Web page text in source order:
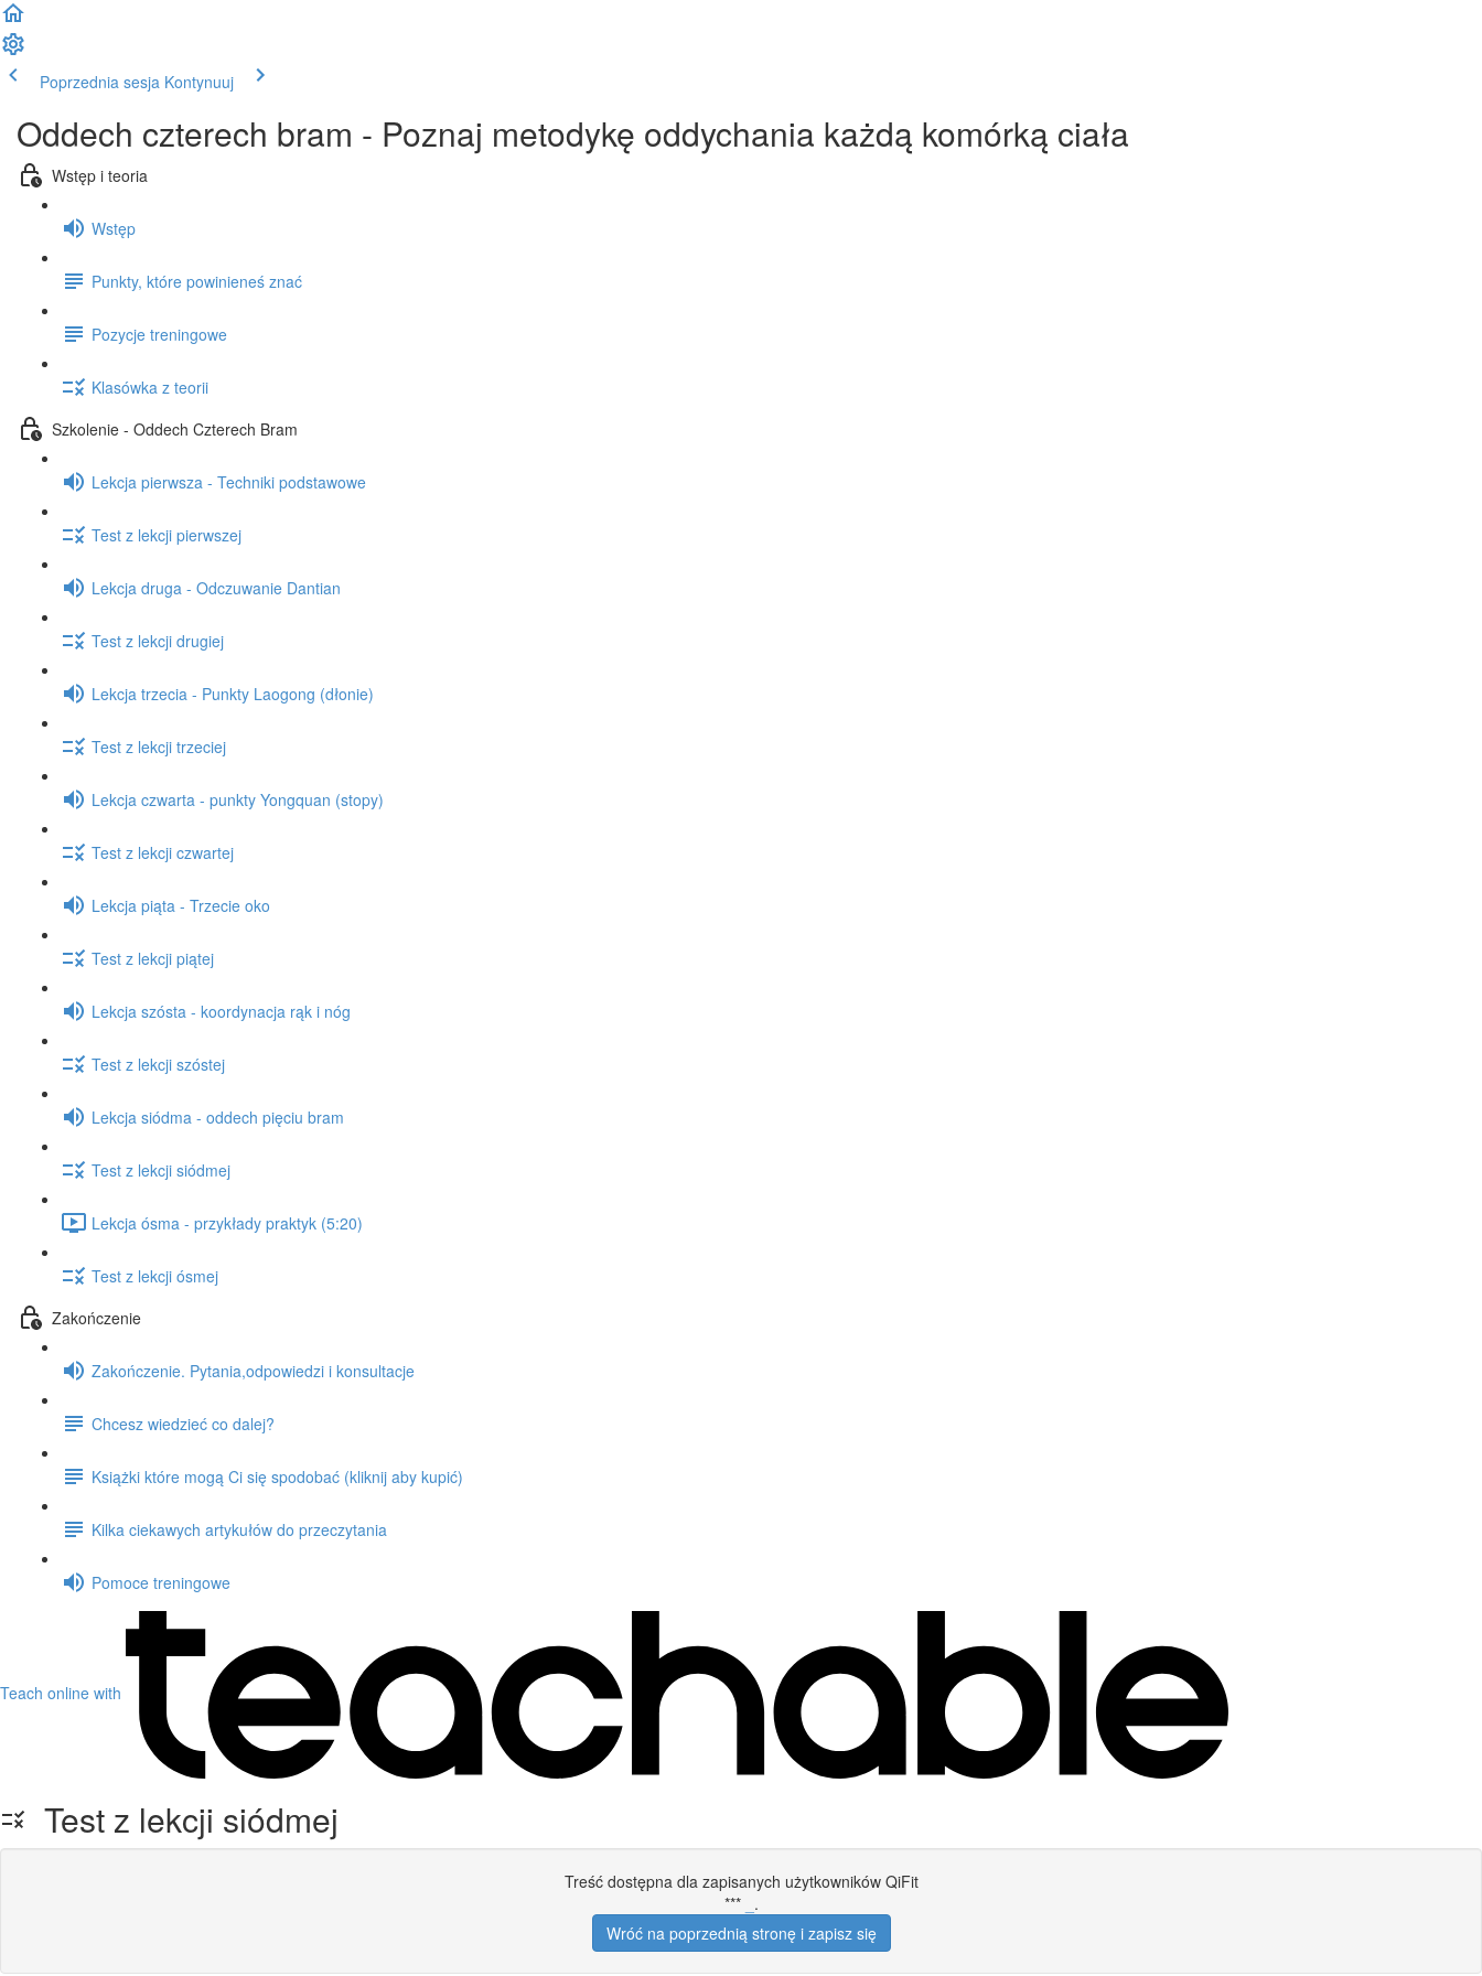
Poprzednia sesja Kontynuuj
Oddech czterech bram - Poznaj metodykę oddychania każdą komórką ciała
Wstęp i teoria
Wstęp
Punkty, które powinieneś znać
Pozycje treningowe
Klasówka z teorii
Szkolenie - Oddech Czterech Bram
Lekcja pierwsza - Techniki podstawowe
Test z lekcji pierwszej
Lekcja druga - Odczuwanie Dantian
Test z lekcji drugiej
Lekcja trzecia - Punkty Laogong (dłonie)
Test z lekcji trzeciej
Lekcja czwarta - punkty Yongquan (stopy)
Test z lekcji czwartej
Lekcja piąta - Trzecie oko
Test z lekcji piątej
Lekcja szósta - koordynacja rąk i nóg
Test z lekcji szóstej
Lekcja siódma - oddech pięciu bram
Test z lekcji siódmej
Lekcja ósma - przykłady praktyk (5:20)
Test z lekcji ósmej
Zakończenie
Zakończenie. Pytania,odpowiedzi i konsultacje
Chcesz wiedzieć co dalej?
Książki które mogą Ci się spodobać (kliknij aby kupić)
Kilka ciekawych artykułów do przeczytania
Pomoce treningowe
Teach online with
Test z lekcji siódmej
Treść dostępna dla zapisanych użytkowników QiFit
***
.
Wróć na poprzednią stronę i zapisz się